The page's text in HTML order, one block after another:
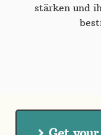
stärken und